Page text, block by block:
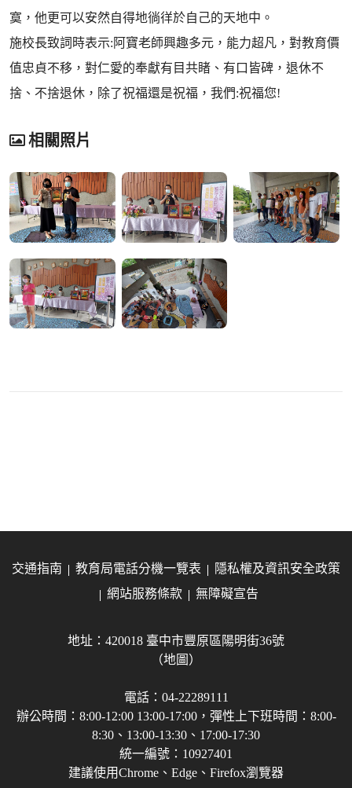
寞，他更可以安然自得地徜徉於自己的天地中。
施校長致詞時表示:阿寶老師興趣多元，能力超凡，對教育價
值忠貞不移，對仁愛的奉獻有目共睹、有口皆碑，退休不
捨、不捨退休，除了祝福還是祝福，我們:祝福您!
相關照片
交通指南 教育局電話分機一覽表
隱私權及資訊安全政策
網站服務條款
無障礙宣告
地址：420018 臺中市豐原區陽明街36號
（地圖）
電話：04-22289111
辦公時間：8:00-12:00 13:00-17:00，彈性上下班時間：8:00-
8:30、13:00-13:30、17:00-17:30
統一編號：10927401
建議使用Chrome、Edge、Firefox瀏覽器